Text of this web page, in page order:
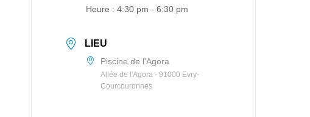
Heure :4:30 pm - 6:30 pm
LIEU
Piscine de l'Agora
Allée de l'Agora - 91000 Evry-
Courcouronnes